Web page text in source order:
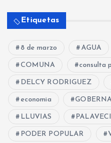
Etiquetas
8 de marzo AGUA
COMUNA consulta
DELCY RODRIGUEZ
economia
LLUVIAS
PODER POPULAR